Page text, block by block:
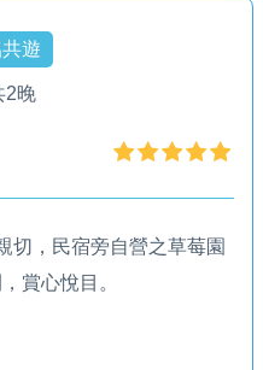
遊
2晚
切，民宿旁自營之草莓園
賞心悅目。